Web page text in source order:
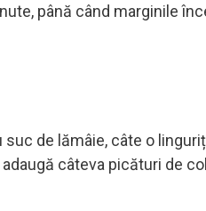
până când marginile
de lămâie, câte o
câteva picături de